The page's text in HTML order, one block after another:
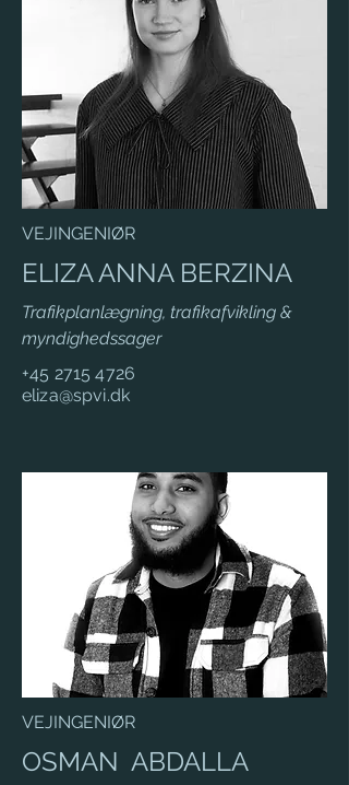
VEJINGENIØR
ELIZA ANNA BERZINA
Trafikplanlægning, trafikafvikling &
myndighedssager
+45 2715 4726
eliza@spvi.dk
VEJINGENIØR
OSMAN ABDALLA